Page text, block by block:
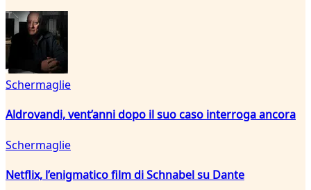
Schermaglie
Aldrovandi, vent’anni dopo il suo caso interroga ancora
Schermaglie
Netflix, l’enigmatico film di Schnabel su Dante